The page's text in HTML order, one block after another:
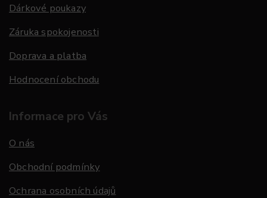
Dárkové poukazy
Záruka spokojenosti
Doprava a platba
Hodnocení obchodu
Informace pro Vás
O nás
Obchodní podmínky
Ochrana osobních údajů